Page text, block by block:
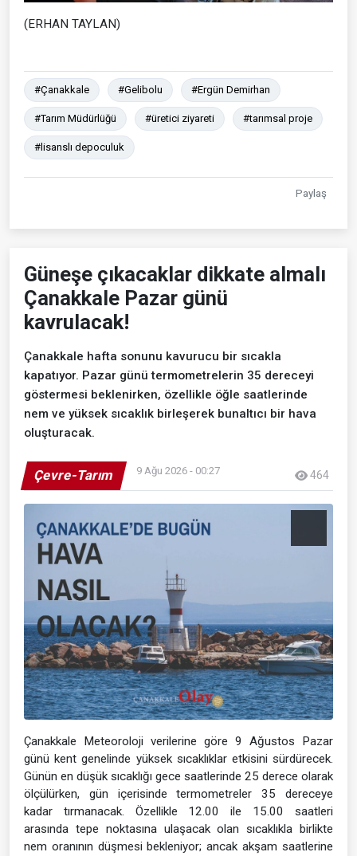
(ERHAN TAYLAN)
#Çanakkale #Gelibolu #Ergün Demirhan
#Tarım Müdürlüğü #üretici ziyareti #tarımsal proje
#lisanslı depoculuk
Paylaş
Güneşe çıkacaklar dikkate almalı
Çanakkale Pazar günü
kavrulacak!
Çanakkale hafta sonunu kavurucu bir sıcakla
kapatıyor. Pazar günü termometrelerin 35 dereceyi
göstermesi beklenirken, özellikle öğle saatlerinde
nem ve yüksek sıcaklık birleşerek bunaltıcı bir hava
oluşturacak.
Çevre-Tarım 9 Ağu 2026 - 00:27 464
Çanakkale Meteoroloji verilerine göre 9 Ağustos Pazar
günü kent genelinde yüksek sıcaklıklar etkisini sürdürecek.
Günün en düşük sıcaklığı gece saatlerinde 25 derece olarak
ölçülürken, gün içerisinde termometreler 35 dereceye
kadar tırmanacak. Özellikle 12.00 ile 15.00 saatleri
arasında tepe noktasına ulaşacak olan sıcaklıkla birlikte
nem oranının düşmesi bekleniyor; ancak akşam saatlerine